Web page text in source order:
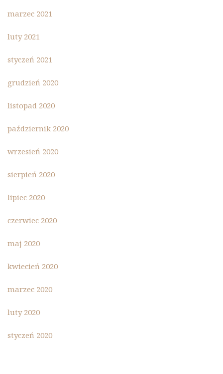
marzec 2021
luty 2021
styczeń 2021
grudzień 2020
listopad 2020
październik 2020
wrzesień 2020
sierpień 2020
lipiec 2020
czerwiec 2020
maj 2020
kwiecień 2020
marzec 2020
luty 2020
styczeń 2020